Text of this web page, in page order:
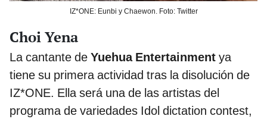
IZ*ONE: Eunbi y Chaewon. Foto: Twitter
Choi Yena
La cantante de Yuehua Entertainment ya
tiene su primera actividad tras la disolución de
IZ*ONE. Ella será una de las artistas del
programa de variedades Idol dictation contest,